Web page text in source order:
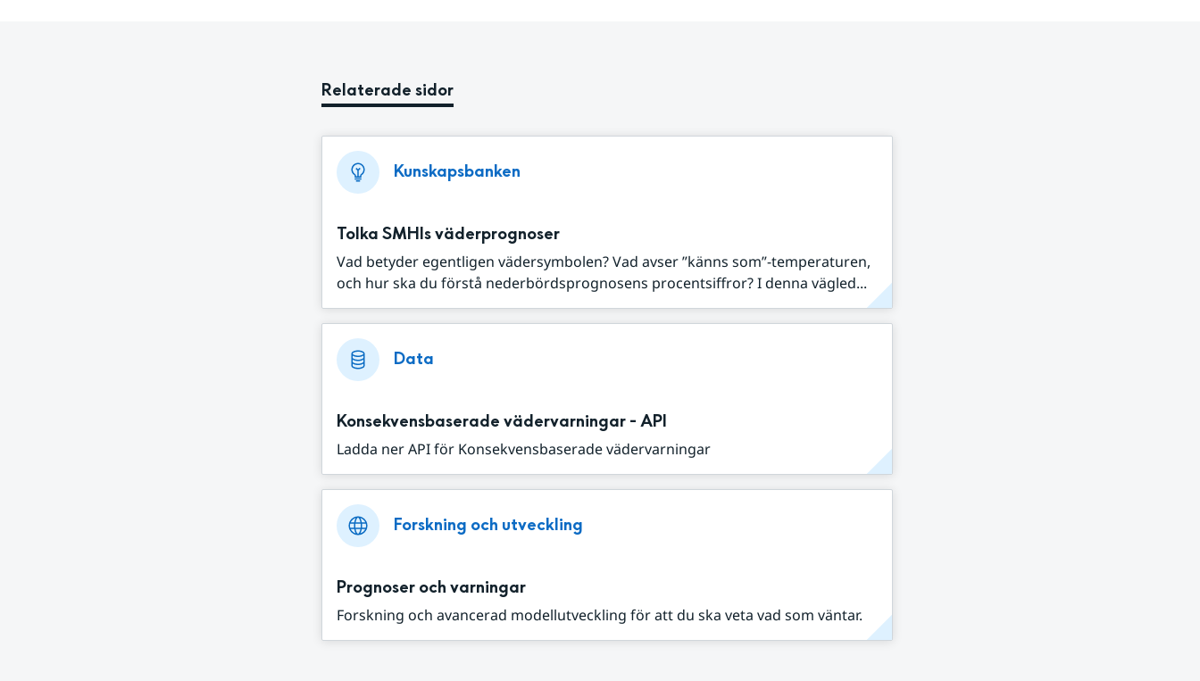
Relaterade sidor
Kunskapsbanken
Tolka SMHIs väderprognoser
Vad betyder egentligen vädersymbolen? Vad avser ”känns som”-temperaturen,
och hur ska du förstå nederbördsprognosens procentsiffror? I denna vägled...
Data
Konsekvensbaserade vädervarningar - API
Ladda ner API för Konsekvensbaserade vädervarningar
Forskning och utveckling
Prognoser och varningar
Forskning och avancerad modellutveckling för att du ska veta vad som väntar.